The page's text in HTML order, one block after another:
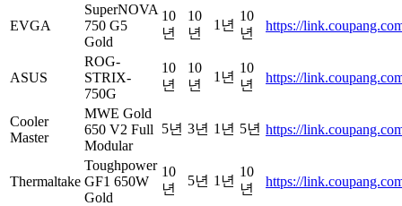
EVGA
SuperNOVA
750 G5
Gold
10
년
10
년
1년
10
년
https://
ASUS
ROG-
STRIX-
750G
10
년
10
년
1년
10
년
https://
Cooler
Master
MWE Gold
650 V2 Full
Modular
5년 3년 1년 5년 https://
Thermaltake
Toughpower
GF1 650W
Gold
10
년
5년 1년
10
년
https://